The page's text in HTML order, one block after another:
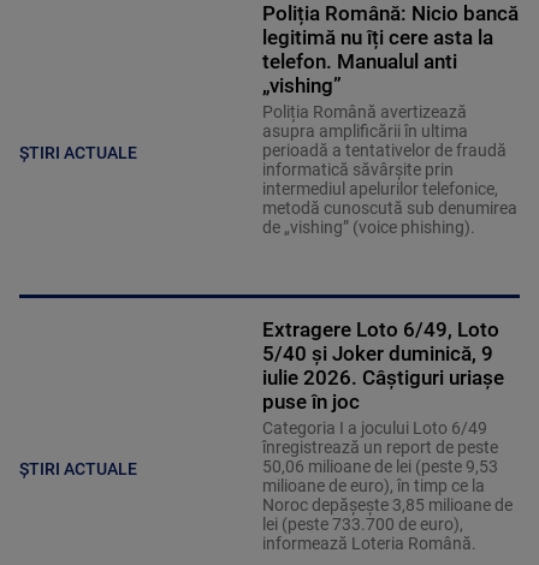
ȘTIRI ACTUALE
Poliția Română: Nicio bancă
legitimă nu îți cere asta la
telefon. Manualul anti
„vishing”
Poliția Română avertizează
asupra amplificării în ultima
perioadă a tentativelor de fraudă
informatică săvârșite prin
intermediul apelurilor telefonice,
metodă cunoscută sub denumirea
de „vishing” (voice phishing).
ȘTIRI ACTUALE
Extragere Loto 6/49, Loto
5/40 și Joker duminică, 9
iulie 2026. Câștiguri uriașe
puse în joc
Categoria I a jocului Loto 6/49
înregistrează un report de peste
50,06 milioane de lei (peste 9,53
milioane de euro), în timp ce la
Noroc depăşeşte 3,85 milioane de
lei (peste 733.700 de euro),
informează Loteria Română.